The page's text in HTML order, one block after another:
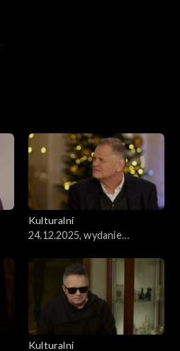
Kulturalni
24.12.2025, wydanie
Kulturalni